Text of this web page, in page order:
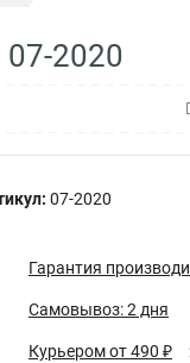
2020
07-2020
Гарантия
Самовывоз: 2 дня
Курьером от 490 ₽